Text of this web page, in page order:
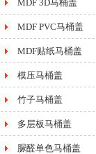
MDF 3D马桶盖
MDF PVC马桶盖
MDF贴纸马桶盖
模压马桶盖
竹子马桶盖
多层板马桶盖
脲醛单色马桶盖